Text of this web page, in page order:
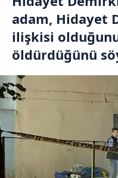
adam, Hidayet
ilişkisi
öldürdüğünü